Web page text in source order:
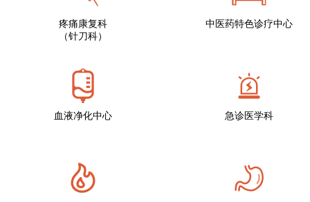
疼痛康复科
（针刀科）
中医药特色诊疗中心
血液净化中心 急诊医学科